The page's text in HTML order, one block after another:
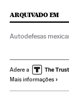
ARQUIVADO EM
Autodefesas
Delitos contra saúde
Adere a
Mais informações